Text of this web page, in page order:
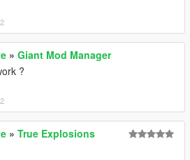
» Giant Mod Manager
?
» True Explosions